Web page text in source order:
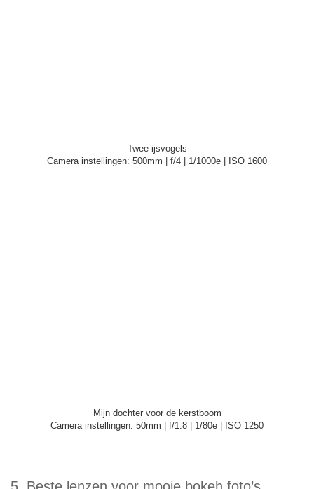
Twee ijsvogels
Camera instellingen: 500mm | f/4 | 1/1000e | ISO 1600
Mijn dochter voor de kerstboom
Camera instellingen: 50mm | f/1.8 | 1/80e | ISO 1250
5. Beste lenzen voor mooie bokeh foto’s